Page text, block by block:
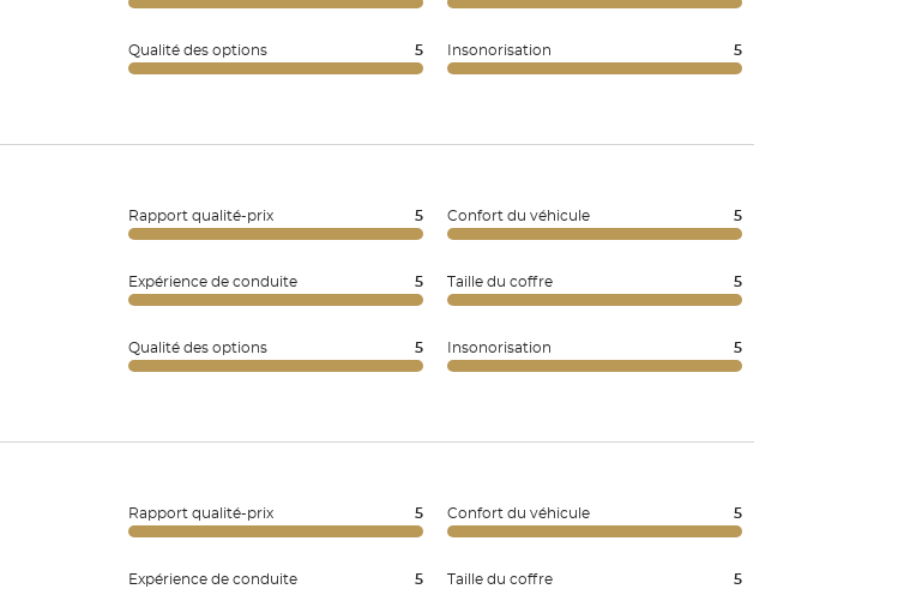
Qualité des options 5 Insonorisation 5
Rapport qualité-prix 5 Confort du véhicule 5
Expérience de conduite 5 Taille du coffre 5
Qualité des options 5 Insonorisation 5
Rapport qualité-prix 5 Confort du véhicule 5
Expérience de conduite 5 Taille du coffre 5